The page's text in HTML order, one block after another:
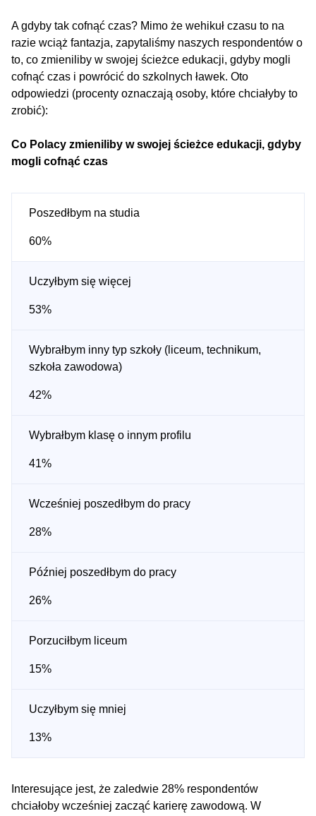
A gdyby tak cofnąć czas? Mimo że wehikuł czasu to na
razie wciąż fantazja, zapytaliśmy naszych respondentów o
to, co zmieniliby w swojej ścieżce edukacji, gdyby mogli
cofnąć czas i powrócić do szkolnych ławek. Oto
odpowiedzi (procenty oznaczają osoby, które chciałyby to
zrobić):
Co Polacy zmieniliby w swojej ścieżce edukacji, gdyby
mogli cofnąć czas
Poszedłbym na studia
60%
Uczyłbym się więcej
53%
Wybrałbym inny typ szkoły (liceum, technikum,
szkoła zawodowa)
42%
Wybrałbym klasę o innym profilu
41%
Wcześniej poszedłbym do pracy
28%
Później poszedłbym do pracy
26%
Porzuciłbym liceum
15%
Uczyłbym się mniej
13%
Interesujące jest, że zaledwie 28% respondentów
chciałoby wcześniej zacząć karierę zawodową. W